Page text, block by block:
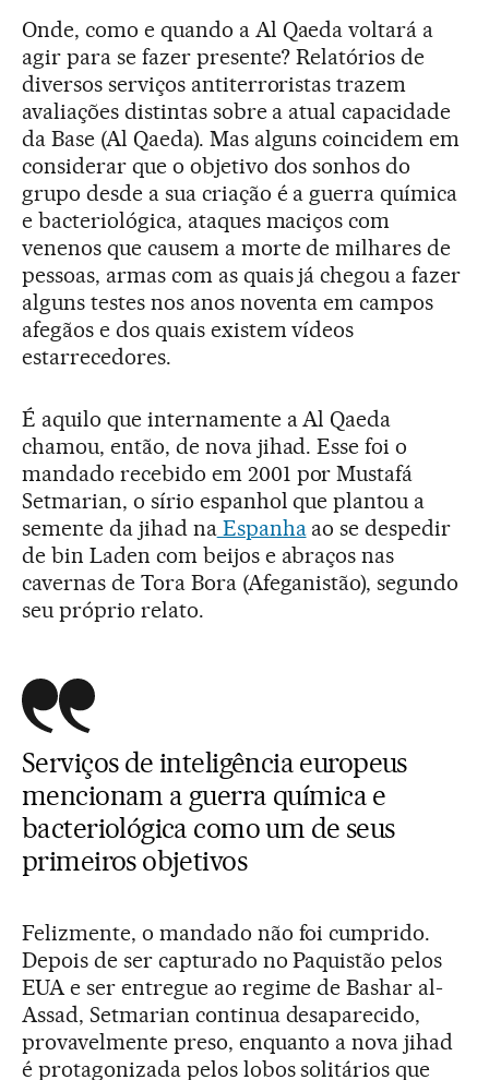
Onde, como e quando a Al Qaeda voltará a
agir para se fazer presente? Relatórios de
diversos serviços antiterroristas trazem
avaliações distintas sobre a atual capacidade
da Base (Al Qaeda). Mas alguns coincidem em
considerar que o objetivo dos sonhos do
grupo desde a sua criação é a guerra química
e bacteriológica, ataques maciços com
venenos que causem a morte de milhares de
pessoas, armas com as quais já chegou a fazer
alguns testes nos anos noventa em campos
afegãos e dos quais existem vídeos
estarrecedores.
É aquilo que internamente a Al Qaeda
chamou, então, de nova jihad. Esse foi o
mandado recebido em 2001 por Mustafá
Setmarian, o sírio espanhol que plantou a
semente da jihad naEspanhaao se despedir
de bin Laden com beijos e abraços nas
cavernas de Tora Bora (Afeganistão), segundo
seu próprio relato.
Serviços de inteligência europeus
mencionam a guerra química e
bacteriológica como um de seus
primeiros objetivos
Felizmente, o mandado não foi cumprido.
Depois de ser capturado no Paquistão pelos
EUA e ser entregue ao regime de Bashar al-
Assad, Setmarian continua desaparecido,
provavelmente preso, enquanto a nova jihad
é protagonizada pelos lobos solitários que